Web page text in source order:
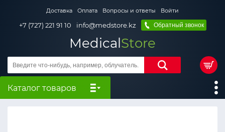
Доставка Оплата Вопросы и ответы Войти
+7 (727) 221 91 10 info@medstore.kz Обратный звонок
MedicalStore
Каталог товаров